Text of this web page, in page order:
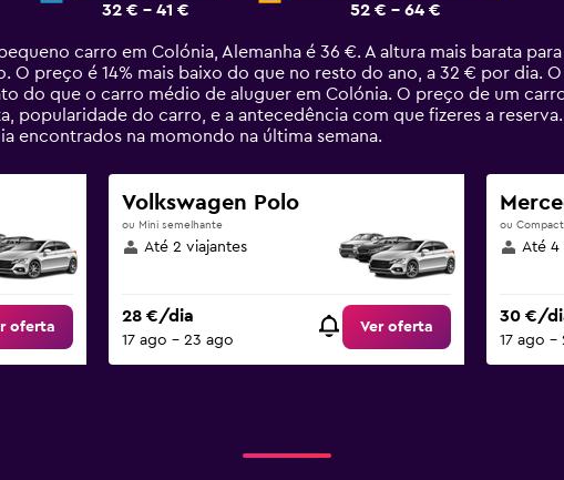
32 € - 41 €
52 € - 64 €
carro em Colónia, Alemanha é 36 €. A altura mais barata
O preço é 14% mais baixo do que no resto do ano, a 32 € por dia.
do que o carro médio de aluguer em Colónia. O preço de um
popularidade do carro, e a antecedência com que fizeres a
encontrados na momondo na última semana.
oferta
Volkswagen Polo
ou Mini semelhante
Até 2 viajantes
28 €/dia
17 ago – 23 ago
Ver oferta
ou
Até 4
30 €/
17 ago –